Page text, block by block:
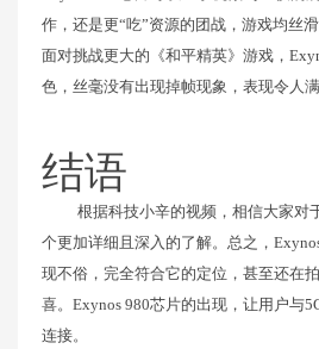
作，还是更“吃”资源的团战，游戏均丝
面对挑战更大的《和平精英》游戏，
色，丝毫没有出现掉帧现象，表现令人满
结语
根据科技小辛的视频，相信大家对
个更加详细且深入的了解。总之，
现不俗，完全符合它的定位，甚至还在
喜。Exynos 980芯片的出现，让用户与
连接。